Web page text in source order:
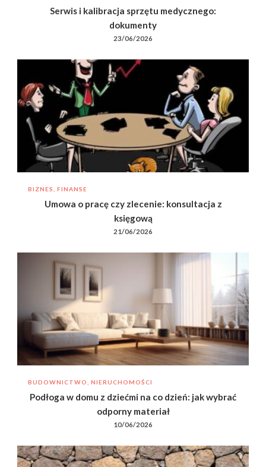
Serwis i kalibracja sprzętu medycznego:
dokumenty
23/06/2026
BIZNES, FINANSE
Umowa o pracę czy zlecenie: konsultacja z
księgową
21/06/2026
BUDOWNICTWO, NIERUCHOMOŚCI
Podłoga w domu z dziećmi na co dzień: jak wybrać
odporny materiał
10/06/2026